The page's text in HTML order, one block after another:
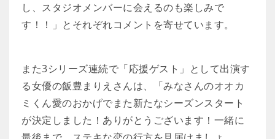
し、スタジオメンバーに会えるのも楽しみで
す！！」とそれぞれコメントを寄せています。
また3シリーズ連続で「応援ゲスト」として出演す
る女優の飯豊まりえさんは、「みなさんのオオカ
ミくん愛のおかげでまた新たなシーズンスタート
が決定しました！ありがとうございます！一緒に